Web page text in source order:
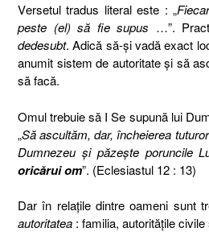
Versetul tradus literal este : „
peste (el) să fie supus …”.
dedesubt.Adică să-şi vadă exact
anumit sistem de autoritate şi să
să facă.
Omul trebuie să I Se supună lui
„Să ascultăm, dar, încheierea
Dumnezeu şi păzeşte poruncile
oricărui om”. (Eclesiastul 12 : 13)
Dar în relaţile dintre oameni sunt
autoritatea : familia, autorităţile